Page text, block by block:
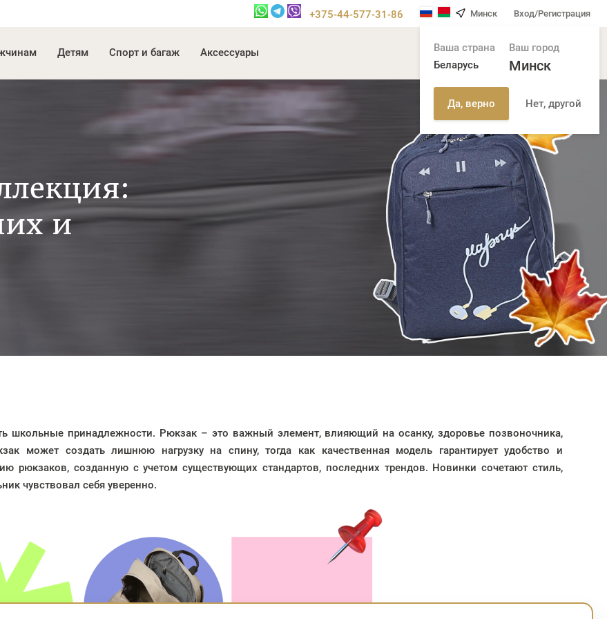
+375-44-577-31-86 Минск
Ваша страна
Беларусь
Ваш город
Минск
Да, верно Нет, другой
Вход/Регистрация
Детям Спорт и багаж Аксессуары
и
школьные принадлежности. Рюкзак – это важный элемент, влияющий на осанку, здоровье позвоночника,
может создать лишнюю нагрузку на спину, тогда как качественная модель гарантирует удобство и
рюкзаков, созданную с учетом существующих стандартов, последних трендов. Новинки сочетают стиль,
чувствовал себя уверенно.